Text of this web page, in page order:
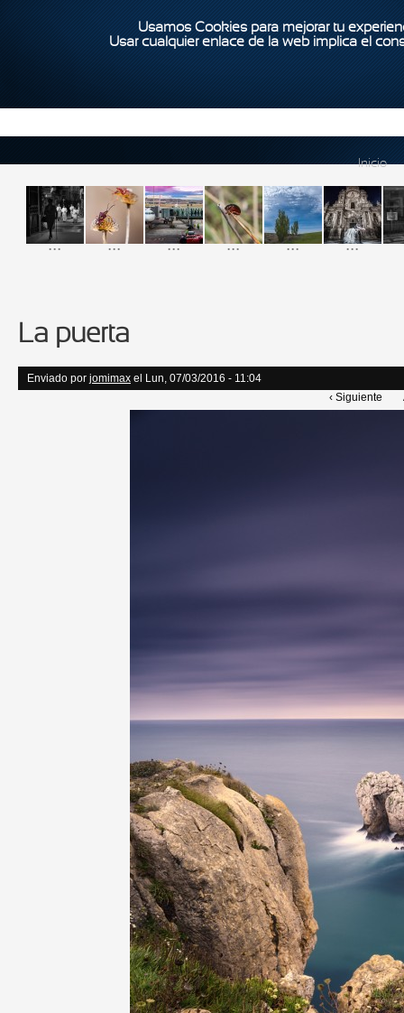
Usamos Cookies para mejorar tu
Usar cualquier enlace de la web implica el
Inicio
... ... ... ... ... ...
La puerta
Enviado por jomimax el Lun, 07/03/2016 - 11:04
‹ Siguiente